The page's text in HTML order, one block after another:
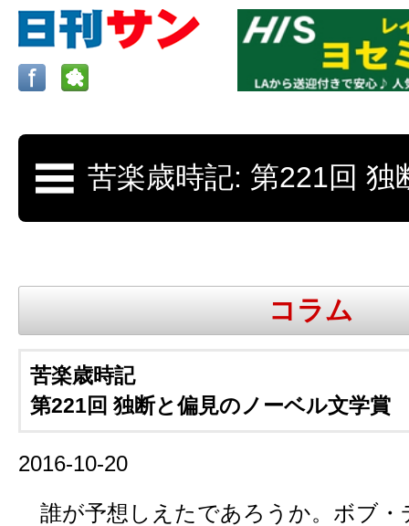
ロサンゼルスの求人、クラシファイド、地元情報など
日刊サンはロサンゼルスの日本語新
更新、求人、クラシファイドは毎週木
コラム
苦楽歳時記
第221回 独断と偏見のノーベル文学賞
2016-10-20
誰が予想しえたであろうか。ボブ・